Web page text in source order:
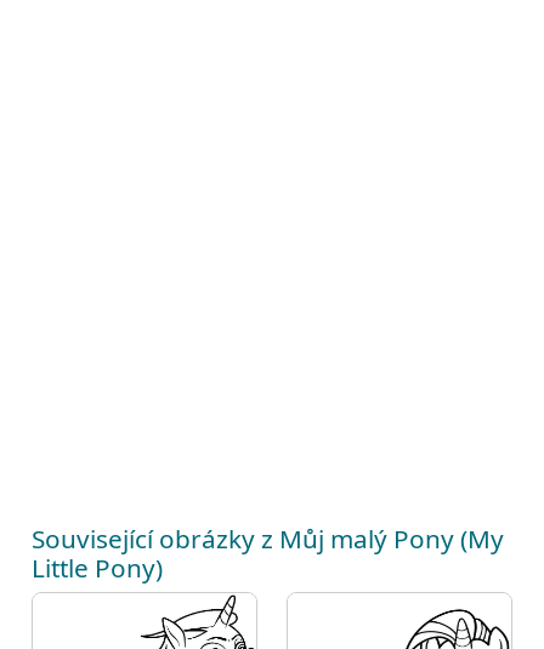
Související obrázky z Můj malý Pony (My
Little Pony)